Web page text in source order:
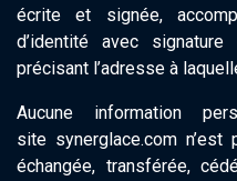
écrite et signée,
d’identité avec
précisant l’adresse à
Aucune information
site synerglace.com n’est
échangée, transférée,